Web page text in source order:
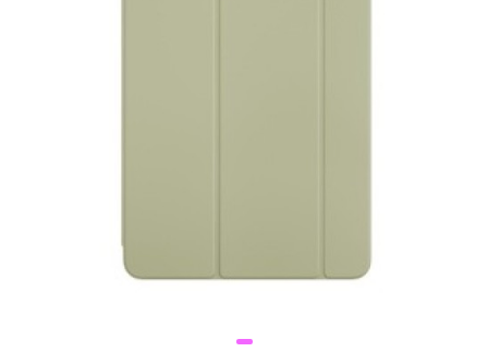
Trade-In